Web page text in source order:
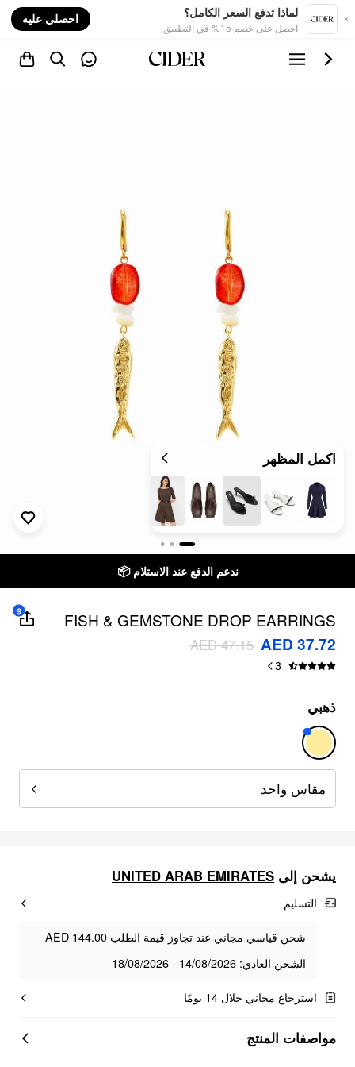
لماذا تدفع السعر الكامل؟
احصل على خصم 15% في التطبيق
احصلي عليه
اكمل المظهر
ندعم الدفع عند الاستلام 📦
FISH & GEMSTONE DROP EARRINGS
AED 37.72
AED 47.15
3
$
ذهبي
مقاس واحد
يشحن إلى UNITED ARAB EMIRATES
التسليم
شحن قياسي مجاني عند تجاوز قيمة الطلب AED 144.00
الشحن العادي: 14/08/2026 - 18/08/2026
استرجاع مجاني خلال 14 يومًا
مواصفات المنتج